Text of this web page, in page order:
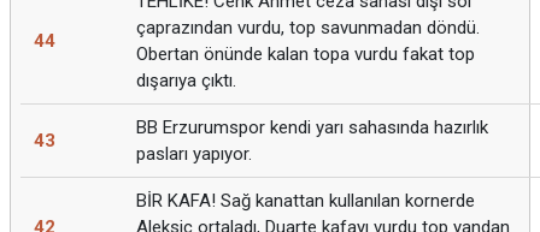
44
çaprazından vurdu, top savunmadan döndü.
Obertan önünde kalan topa vurdu fakat top
dışarıya çıktı.
43
BB Erzurumspor kendi yarı sahasında hazırlık
pasları yapıyor.
42
BİR KAFA! Sağ kanattan kullanılan kornerde
Aleksic ortaladı, Duarte kafayı vurdu top yandan